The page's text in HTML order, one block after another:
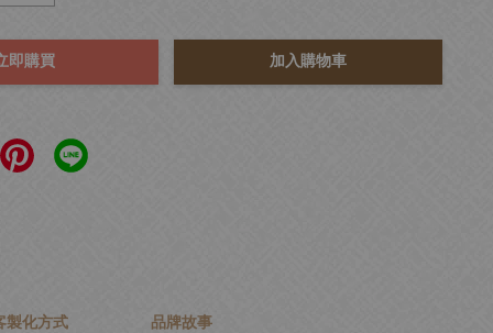
即購買 加入購物車
製化方式 品牌故事